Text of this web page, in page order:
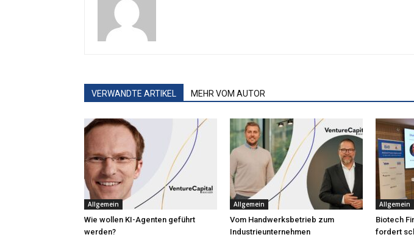
VERWANDTE ARTIKEL MEHR VOM AUTOR
Allgemein
Wie wollen KI-Agenten geführt
werden?
Allgemein
Vom Handwerksbetrieb zum
Industrieunternehmen
Allgemein
Biotech
fordert